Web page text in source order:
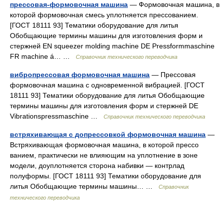
прессовая-формовочная машина — Формовочная машина, в
которой формовочная смесь уплотняется прессованием.
[ГОСТ 18111 93] Тематики оборудование для литья
Обобщающие термины машины для изготовления форм и
стержней EN squeezer molding machine DE Pressformmaschine
FR machine á… …
Справочник технического переводчика
вибропрессовая формовочная машина — Прессовая
формовочная машина с одновременной вибрацией. [ГОСТ
18111 93] Тематики оборудование для литья Обобщающие
термины машины для изготовления форм и стержней DE
Vibrationspressmaschine …
Справочник технического переводчика
встряхивающая с допрессовкой формовочная машина —
Встряхивающая формовочная машина, в которой прессо
ванием, практически не влияющим на уплотнение в зоне
модели, доуплотняется сторона набивки — контрлад
полуформы. [ГОСТ 18111 93] Тематики оборудование для
литья Обобщающие термины машины… …
Справочник
технического переводчика